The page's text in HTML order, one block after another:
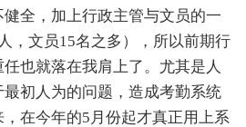
全，加上行政主管与文员的一
，文员15名之多），所以前期行
也就落在我肩上了。尤其是人
初人为的问题，造成考勤系统
在今年的5月份起才真正用上系